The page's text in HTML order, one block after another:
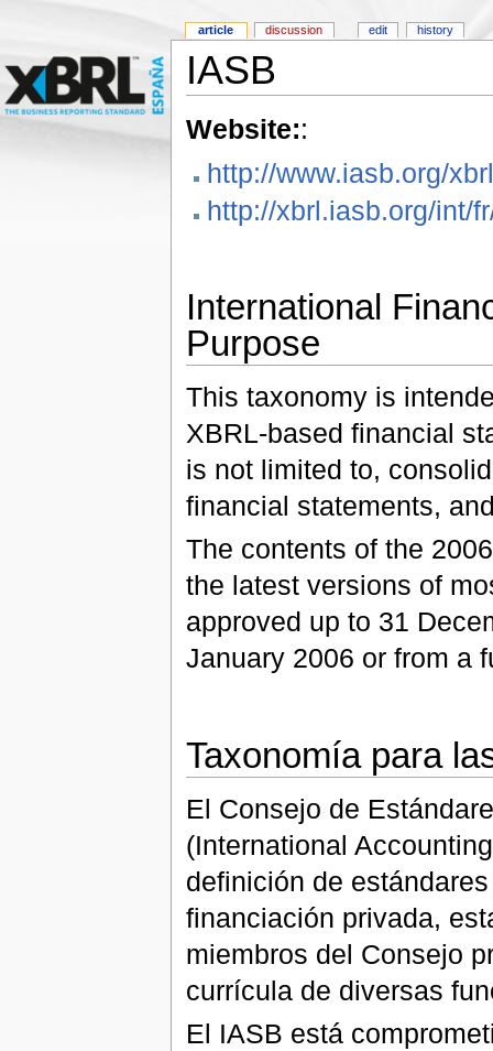
IASB
Website::
http://www.iasb.org/
http://xbrl.iasb.org/int/
International
Purpose
This taxonomy is
XBRL-based financial
is not limited to,
financial statements,
The contents of the
the latest versions of
approved up to 31
January 2006 or from a
Taxonomía para
El Consejo de
(International
definición de
financiación privada,
miembros del Consejo
currícula de diversas
El IASB está
article discussion edit history